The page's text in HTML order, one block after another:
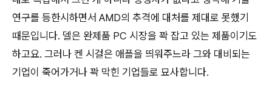
연구를 등한시하면서 AMD의 추격에 대처를 제대로 못했기
때문입니다. 델은 완제품 PC 시장을 꽉 잡고 있는 제품이기도
하고요. 그러나 켄 시걸은 애플을 띄워주느라 그와 대비되는
기업이 죽어가거나 꽉 막힌 기업들로 묘사합니다.